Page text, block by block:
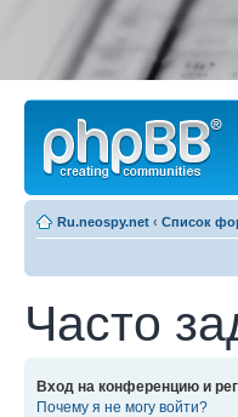
Ru.neospy.net ‹ Список
Часто
Вход на конференцию и
Почему я не могу войти?